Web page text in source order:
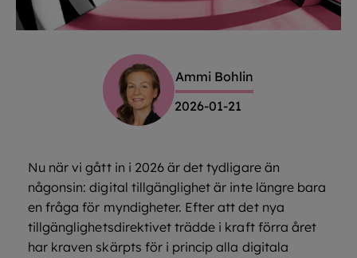
Ammi Bohlin
2026-01-21
Nu när vi gått in i 2026 är det tydligare än
någonsin: digital tillgänglighet är inte längre bara
en fråga för myndigheter. Efter att det nya
tillgänglighetsdirektivet trädde i kraft förra året
har kraven skärpts för i princip alla digitala